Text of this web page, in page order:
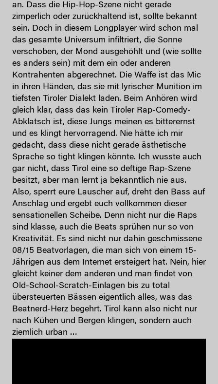
an. Dass die Hip-Hop-Szene nicht gerade
zimperlich oder zurückhaltend ist, sollte bekannt
sein. Doch in diesem Longplayer wird schon mal
das gesamte Universum infiltriert, die Sonne
verschoben, der Mond ausgehöhlt und (wie sollte
es anders sein) mit dem ein oder anderen
Kontrahenten abgerechnet. Die Waffe ist das Mic
in ihren Händen, das sie mit lyrischer Munition im
tiefsten Tiroler Dialekt laden. Beim Anhören wird
gleich klar, dass das kein Tiroler Rap-Comedy-
Abklatsch ist, diese Jungs meinen es bitterernst
und es klingt hervorragend. Nie hätte ich mir
gedacht, dass diese nicht gerade ästhetische
Sprache so tight klingen könnte. Ich wusste auch
gar nicht, dass Tirol eine so deftige Rap-Szene
besitzt, aber man lernt ja bekanntlich nie aus.
Also, sperrt eure Lauscher auf, dreht den Bass auf
Anschlag und ergebt euch vollkommen dieser
sensationellen Scheibe. Denn nicht nur die Raps
sind klasse, auch die Beats sprühen nur so von
Kreativität. Es sind nicht nur dahin geschmissene
08/15 Beatvorlagen, die man sich von einem 15-
Jährigen aus dem Internet ersteigert hat. Nein, hier
gleicht keiner dem anderen und man findet von
Old-School-Scratch-Einlagen bis zu total
übersteuerten Bässen eigentlich alles, was das
Beatnerd-Herz begehrt. Tirol kann also nicht nur
nach Kühen und Bergen klingen, sondern auch
ziemlich urban …